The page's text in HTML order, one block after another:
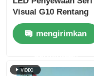
Visual G10 Rentang
Lengkap P2.6 hingga
P4.81, Lemari yang
Dapat Dipertukarkan
mengirimkan